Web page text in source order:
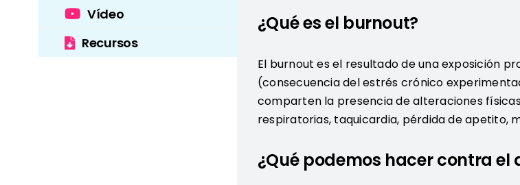
Vídeo
Recursos
¿Qué es el burnout?
El burnout es el resultado de una exposición
(consecuencia del estrés crónico
comparten la presencia de alteraciones
respiratorias, taquicardia, pérdida de apetito,
¿Qué podemos hacer contra el